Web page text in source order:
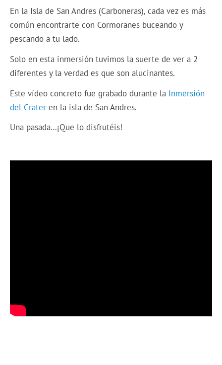
En la Isla de San Andres (Carboneras), cada vez es más
común encontrarte con Cormoranes buceando y
pescando a tu lado.
Solo en esta inmersión tuvimos la suerte de ver a 2
diferentes y la verdad es que son alucinantes.
Este vídeo concreto fue grabado durante la Inmersión
del Crateren la isla de San Andres.
Una pasada…¡Que lo disfrutéis!